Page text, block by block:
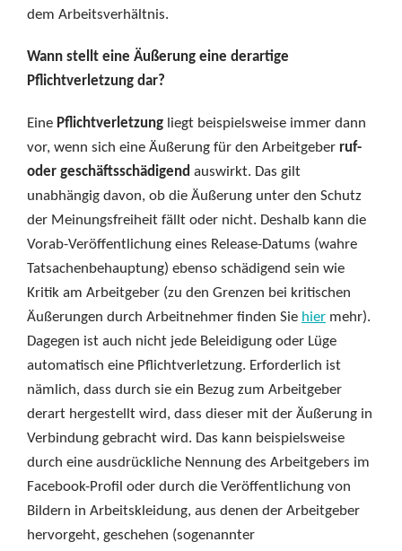
dem Arbeitsverhältnis.
Wann stellt eine Äußerung eine derartige
Pflichtverletzung dar?
Eine Pflichtverletzung liegt beispielsweise immer dann
vor, wenn sich eine Äußerung für den Arbeitgeber ruf-
oder geschäftsschädigend auswirkt. Das gilt
unabhängig davon, ob die Äußerung unter den Schutz
der Meinungsfreiheit fällt oder nicht. Deshalb kann die
Vorab-Veröffentlichung eines Release-Datums (wahre
Tatsachenbehauptung) ebenso schädigend sein wie
Kritik am Arbeitgeber (zu den Grenzen bei kritischen
Äußerungen durch Arbeitnehmer finden Sie hier mehr).
Dagegen ist auch nicht jede Beleidigung oder Lüge
automatisch eine Pflichtverletzung. Erforderlich ist
nämlich, dass durch sie ein Bezug zum Arbeitgeber
derart hergestellt wird, dass dieser mit der Äußerung in
Verbindung gebracht wird. Das kann beispielsweise
durch eine ausdrückliche Nennung des Arbeitgebers im
Facebook-Profil oder durch die Veröffentlichung von
Bildern in Arbeitskleidung, aus denen der Arbeitgeber
hervorgeht, geschehen (sogenannter